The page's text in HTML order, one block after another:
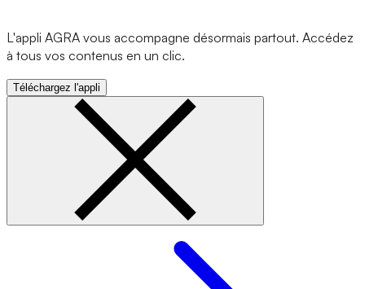
L'appli AGRA vous accompagne désormais partout. Accédez
à tous vos contenus en un clic.
Téléchargez l'appli